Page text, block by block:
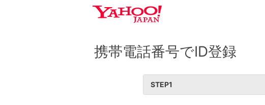
携帯電話番号でID登録
STEP1